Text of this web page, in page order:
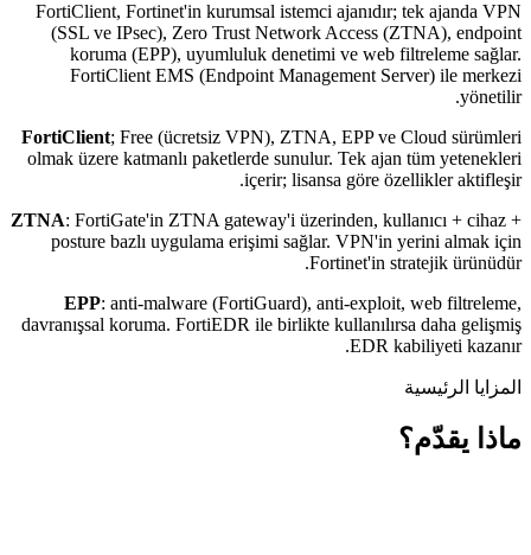
FortiClient, Fortinet'in kurumsal istemci ajanıdır; tek ajanda VPN
(SSL ve IPsec), Zero Trust Network Access (ZTNA), endpoint
koruma (EPP), uyumluluk denetimi ve web filtreleme sağlar.
FortiClient EMS (Endpoint Management Server) ile merkezi
yönetilir.
FortiClient; Free (ücretsiz VPN), ZTNA, EPP ve Cloud sürümleri
olmak üzere katmanlı paketlerde sunulur. Tek ajan tüm yetenekleri
içerir; lisansa göre özellikler aktifleşir.
ZTNA: FortiGate'in ZTNA gateway'i üzerinden, kullanıcı + cihaz +
posture bazlı uygulama erişimi sağlar. VPN'in yerini almak için
Fortinet'in stratejik ürünüdür.
EPP: anti-malware (FortiGuard), anti-exploit, web filtreleme,
davranışsal koruma. FortiEDR ile birlikte kullanılırsa daha gelişmiş
EDR kabiliyeti kazanır.
المزايا الرئيسية
ماذا يقدّم؟